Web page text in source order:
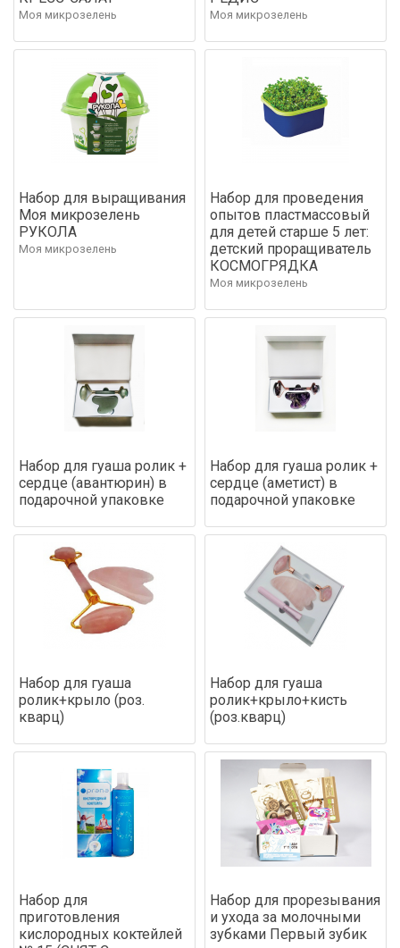
Моя микрозелень Моя микрозелень
Набор для выращивания
Моя микрозелень
РУКОЛА
Моя микрозелень
Набор для проведения
опытов пластмассовый
для детей старше 5 лет:
детский проращиватель
КОСМОГРЯДКA
Моя микрозелень
Набор для гуаша ролик +
сердце (авантюрин) в
подарочной упаковке
Набор для гуаша ролик +
сердце (аметист) в
подарочной упаковке
Набор для гуаша
ролик+крыло (роз.
кварц)
Набор для гуаша
ролик+крыло+кисть
(роз.кварц)
Набор для
приготовления
кислородных коктейлей
Набор для прорезывания
и ухода за молочными
зубками Первый зубик